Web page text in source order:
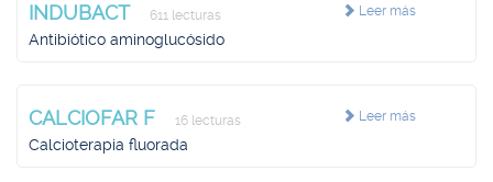
Leer más
INDUBACT 611 lecturas
Antibiótico aminoglucósido
Leer más
CALCIOFAR F 16 lecturas
Calcioterapia fluorada